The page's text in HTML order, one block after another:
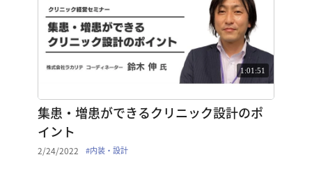
1:01:51
集患・増患ができるクリニック設計のポ
イント
2/24/2022 #内装・設計
ログイン